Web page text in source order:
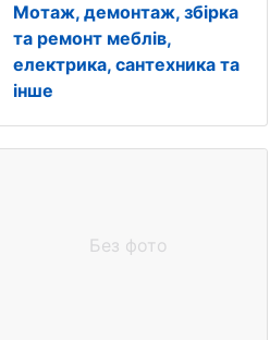
Мотаж, демонтаж, збірка
та ремонт меблів,
електрика, сантехника та
інше
Без фото